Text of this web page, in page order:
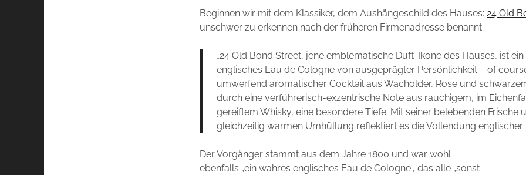
Beginnen wir mit dem Klassiker, dem Aushängeschild des Hauses: 24 Old
unschwer zu erkennen nach der früheren Firmenadresse benannt.
„24 Old Bond Street, jene emblematische Duft-Ikone des Hauses, ist
englisches Eau de Cologne von ausgeprägter Persönlichkeit – of
umwerfend aromatischer Cocktail aus Wacholder, Rose und
durch eine verführerisch-exzentrische Note aus rauchigem, im
gereiftem Whisky, eine besondere Tiefe. Mit seiner belebenden Frische
gleichzeitig warmen Umhüllung reflektiert es die Vollendung englischer
Der Vorgänger stammt aus dem Jahre 1800 und war wohl
ebenfalls „ein wahres englisches Eau de Cologne“, das alle „sonst